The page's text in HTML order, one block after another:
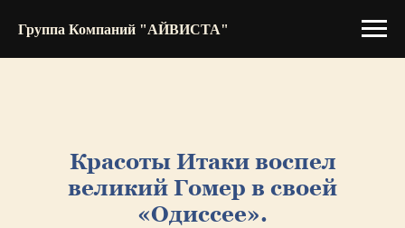
Группа Компаний "АЙВИСТА"
Красоты Итакивоспел
великий Гомер в своей
«Одиссее».